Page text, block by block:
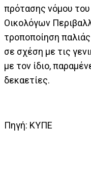
πρότασης νόμου
Οικολόγων
τροποποίηση
σε σχέση με τις
με τον ίδιο,
δεκαετίες.
Πηγή: ΚΥΠΕ